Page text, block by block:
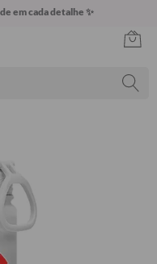
em cada detalhe ✨